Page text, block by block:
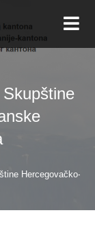
Hercegovačko-